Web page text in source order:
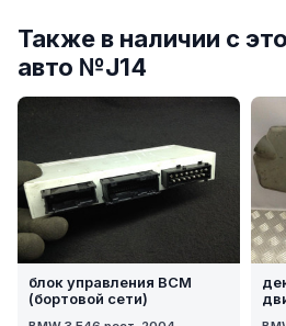
Также в наличии с
авто №J14
блок управления BCM
(бортовой сети)